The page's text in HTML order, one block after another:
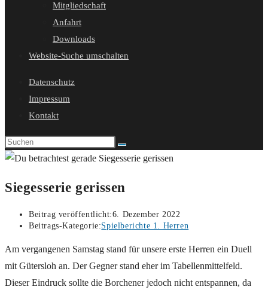
Mitgliedschaft
Anfahrt
Downloads
Website-Suche umschalten
Datenschutz
Impressum
Kontakt
Siegesserie gerissen
Beitrag veröffentlicht:6. Dezember 2022
Beitrags-Kategorie:Spielberichte 1. Herren
Am vergangenen Samstag stand für unsere erste Herren ein Duell
mit Gütersloh an. Der Gegner stand eher im Tabellenmittelfeld.
Dieser Eindruck sollte die Borchener jedoch nicht entspannen, da